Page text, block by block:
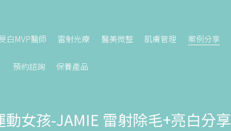
白MVP醫師 雷射光療 醫美微整 肌膚管理 案例分享
預約諮詢 保養產品
動女孩-JAMIE 雷射除毛+亮白分享